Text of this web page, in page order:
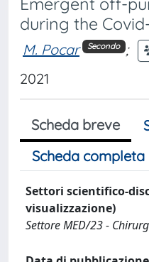
during the
M. Pocar Secondo ;
2021
Scheda breve
Scheda completa
Settori scientifico-
visualizzazione)
Settore MED/23 -